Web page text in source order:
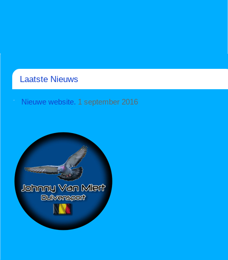
Laatste Nieuws
Nieuwe website. 1 september 2016